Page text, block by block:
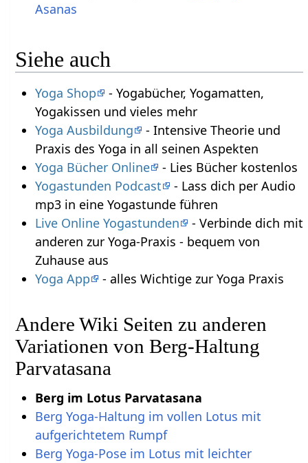
Asanas
Siehe auch
Yoga Shop
- Yogabücher, Yogamatten,
Yogakissen und vieles mehr
Yoga Ausbildung
- Intensive Theorie und
Praxis des Yoga in all seinen Aspekten
Yoga Bücher Online
- Lies Bücher kostenlos
Yogastunden Podcast
- Lass dich per Audio
mp3 in eine Yogastunde führen
Live Online Yogastunden
- Verbinde dich mit
anderen zur Yoga-Praxis - bequem von
Zuhause aus
Yoga App
- alles Wichtige zur Yoga Praxis
Andere Wiki Seiten zu anderen
Variationen von Berg-Haltung
Parvatasana
Berg im Lotus Parvatasana
Berg Yoga-Haltung im vollen Lotus mit
aufgerichtetem Rumpf
Berg Yoga-Pose im Lotus mit leichter